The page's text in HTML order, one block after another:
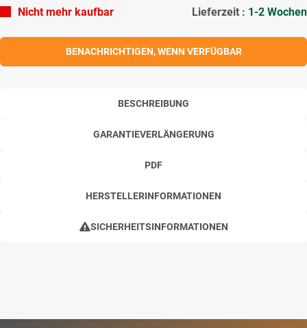
Nicht mehr kaufbar Lieferzeit : 1-2 Wochen
BENACHRICHTIGEN, WENN VERFÜGBAR
BESCHREIBUNG
GARANTIEVERLÄNGERUNG
PDF
HERSTELLERINFORMATIONEN
SICHERHEITSINFORMATIONEN